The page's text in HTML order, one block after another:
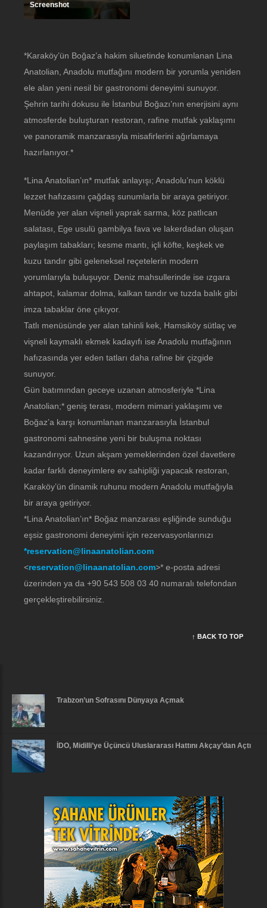
Screenshot
*Karaköy’ün Boğaz’a hakim siluetinde konumlanan Lina
Anatolian, Anadolu mutfağını modern bir yorumla yeniden
ele alan yeni nesil bir gastronomi deneyimi sunuyor.
Şehrin tarihi dokusu ile İstanbul Boğazı’nın enerjisini aynı
atmosferde buluşturan restoran, rafine mutfak yaklaşımı
ve panoramik manzarasıyla misafirlerini ağırlamaya
hazırlanıyor.*
*Lina Anatolian’ın* mutfak anlayışı; Anadolu’nun köklü
lezzet hafızasını çağdaş sunumlarla bir araya getiriyor.
Menüde yer alan vişneli yaprak sarma, köz patlıcan
salatası, Ege usulü gambilya fava ve lakerdadan oluşan
paylaşım tabakları; kesme mantı, içli köfte, keşkek ve
kuzu tandır gibi geleneksel reçetelerin modern
yorumlarıyla buluşuyor. Deniz mahsullerinde ise ızgara
ahtapot, kalamar dolma, kalkan tandır ve tuzda balık gibi
imza tabaklar öne çıkıyor.
Tatlı menüsünde yer alan tahinli kek, Hamsiköy sütlaç ve
vişneli kaymaklı ekmek kadayıfı ise Anadolu mutfağının
hafızasında yer eden tatları daha rafine bir çizgide
sunuyor.
Gün batımından geceye uzanan atmosferiyle *Lina
Anatolian;* geniş terası, modern mimari yaklaşımı ve
Boğaz’a karşı konumlanan manzarasıyla İstanbul
gastronomi sahnesine yeni bir buluşma noktası
kazandırıyor. Uzun akşam yemeklerinden özel davetlere
kadar farklı deneyimlere ev sahipliği yapacak restoran,
Karaköy’ün dinamik ruhunu modern Anadolu mutfağıyla
bir araya getiriyor.
*Lina Anatolian’ın* Boğaz manzarası eşliğinde sunduğu
eşsiz gastronomi deneyimi için rezervasyonlarınızı
*reservation@linaanatolian.com
<reservation@linaanatolian.com>* e-posta adresi
üzerinden ya da +90 543 508 03 40 numaralı telefondan
gerçekleştirebilirsiniz.
↑ BACK TO TOP
Trabzon’un Sofrasını Dünyaya Açmak
İDO, Midilli’ye Üçüncü Uluslararası Hattını Akçay’dan Açtı